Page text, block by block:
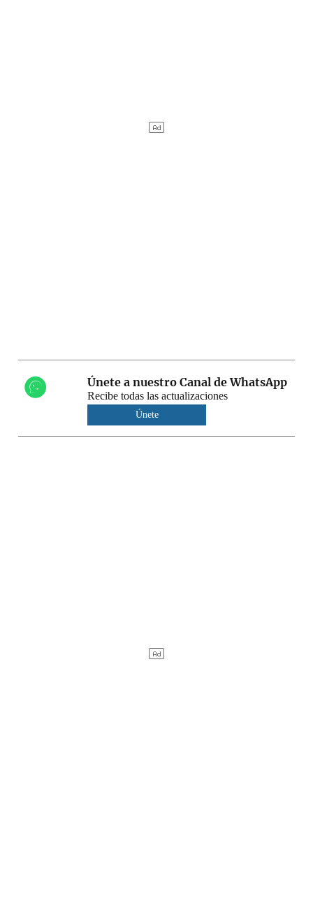
Únete a nuestro Canal de WhatsApp
Recibe todas las actualizaciones
Únete